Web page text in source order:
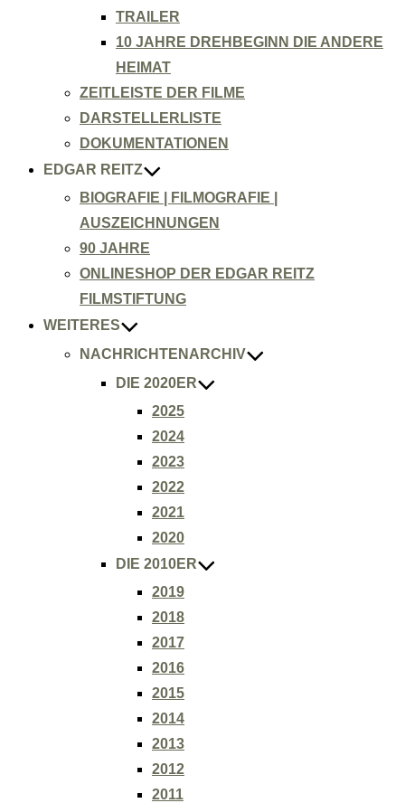
TRAILER
10 JAHRE DREHBEGINN DIE ANDERE
HEIMAT
ZEITLEISTE DER FILME
DARSTELLERLISTE
DOKUMENTATIONEN
EDGAR REITZ
BIOGRAFIE | FILMOGRAFIE |
AUSZEICHNUNGEN
90 JAHRE
ONLINESHOP DER EDGAR REITZ
FILMSTIFTUNG
WEITERES
NACHRICHTENARCHIV
DIE 2020ER
2025
2024
2023
2022
2021
2020
DIE 2010ER
2019
2018
2017
2016
2015
2014
2013
2012
2011